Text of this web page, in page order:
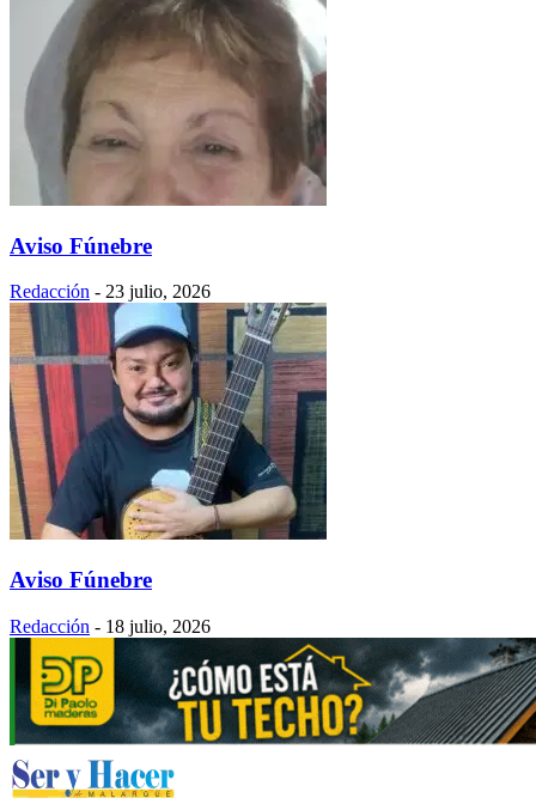
Aviso Fúnebre
Redacción - 23 julio, 2026
Aviso Fúnebre
Redacción - 18 julio, 2026